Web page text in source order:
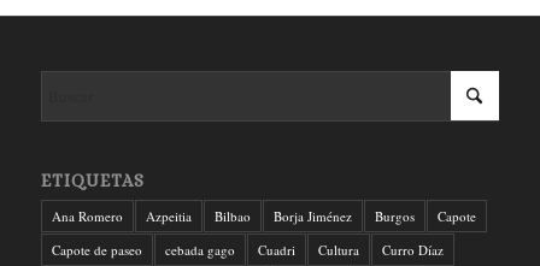
ETIQUETAS
Ana Romero Azpeitia Bilbao Borja Jiménez Burgos
Capote
Capote de paseo
cebada gago Cuadri Cultura
Curro Díaz